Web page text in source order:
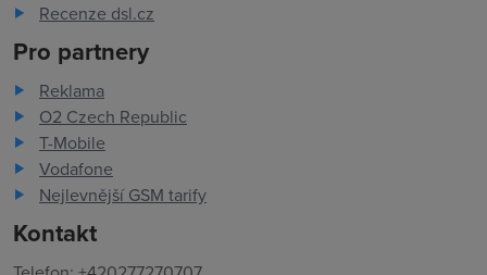
Recenze dsl.cz
Pro partnery
Reklama
O2 Czech Republic
T-Mobile
Vodafone
Nejlevnější GSM tarify
Kontakt